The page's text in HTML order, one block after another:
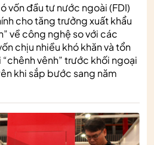
vốn đầu tư nước ngoài (FDI)
cho tăng trưởng xuất khẩu
về công nghệ so với các
chịu nhiều khó khăn và tổn
vênh” trước khối ngoại
khi sắp bước sang năm